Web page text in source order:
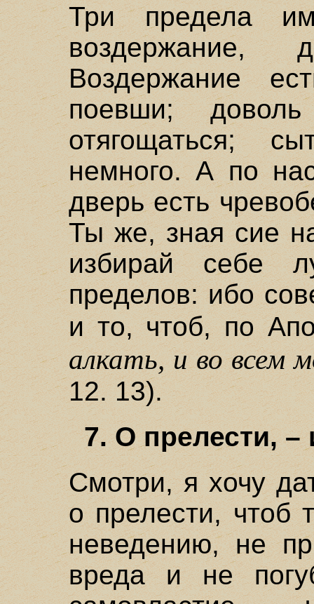
Три предела
воздержание,
Воздержание
поевши;
отягощаться;
немного. А по
дверь есть
Ты же, зная сие
избирай себе
пределов: ибо
и то, чтоб, по
алкать, и во
12. 13).
7. О прелести, –
Смотри, я хочу
о прелести, чтоб
неведению, не
вреда и не